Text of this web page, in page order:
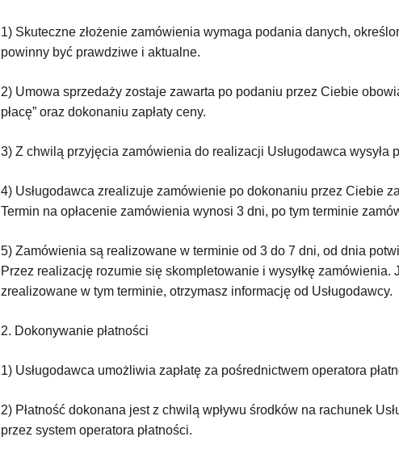
1) Skuteczne złożenie zamówienia wymaga podania danych,
powinny być prawdziwe i aktualne.
2) Umowa sprzedaży zostaje zawarta po podaniu przez Ciebie
płacę” oraz dokonaniu zapłaty ceny.
3) Z chwilą przyjęcia zamówienia do realizacji Usługodawca wysyła
4) Usługodawca zrealizuje zamówienie po dokonaniu przez Ciebie
Termin na opłacenie zamówienia wynosi 3 dni, po tym terminie
5) Zamówienia są realizowane w terminie od 3 do 7 dni, od dnia
Przez realizację rozumie się skompletowanie i wysyłkę zamówienia.
zrealizowane w tym terminie, otrzymasz informację od Usługodawcy.
2. Dokonywanie płatności
1) Usługodawca umożliwia zapłatę za pośrednictwem operatora
2) Płatność dokonana jest z chwilą wpływu środków na rachunek
przez system operatora płatności.